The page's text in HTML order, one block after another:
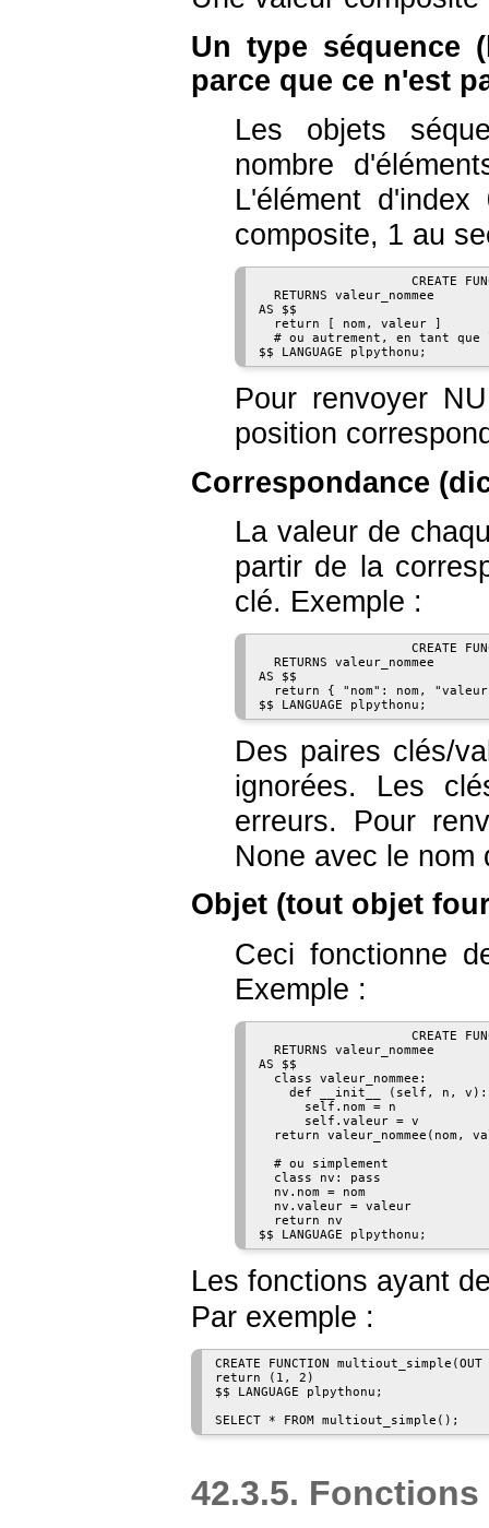
Un type séquence
parce que ce n'est
Les objets
nombre
L'élément
composite, 1 au
CREATE
  RETURNS valeur_nommee
AS $$
  return [ nom, valeur ]
# ou autrement, en tant que
Pour renvoyer
position
Correspondance
La valeur de
partir de la
clé. Exemple :
CREATE
  RETURNS valeur_nommee
AS $$
return { "nom": nom,
Des paires clés/
ignorées. Les
erreurs. Pour
None avec le nom
Objet (tout objet
Ceci fonctionne
Exemple :
CREATE
  RETURNS valeur_nommee
AS $$
  class valeur_nommee:
    def __init__ (self, n, v):
      self.nom = n
      self.valeur = v
return valeur_nommee(nom,
  # ou simplement
  class nv: pass
  nv.nom = nom
  nv.valeur = valeur
  return nv
Les fonctions ayant
Par exemple :
CREATE FUNCTION
return (1, 2)
$$ LANGUAGE plpythonu;
42.3.5.